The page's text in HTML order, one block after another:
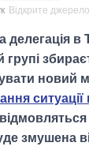
Відкрите джерело
делегація в
групі
новий
ситуації
змушена